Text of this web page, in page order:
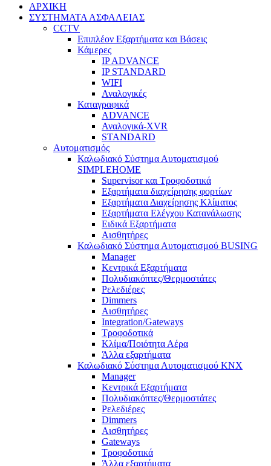
ΑΡΧΙΚΗ
ΣΥΣΤΗΜΑΤΑ ΑΣΦΑΛΕΙΑΣ
CCTV
Επιπλέον Εξαρτήματα και Βάσεις
Κάμερες
IP ADVANCE
IP STANDARD
WIFI
Αναλογικές
Καταγραφικά
ADVANCE
Αναλογικά-XVR
STANDARD
Αυτοματισμός
Καλωδιακό Σύστημα Αυτοματισμού
SIMPLEHOME
Supervisor και Τροφοδοτικά
Εξαρτήματα διαχείρησης φορτίων
Εξαρτήματα Διαχείρησης Κλίματος
Εξαρτήματα Ελέγχου Κατανάλωσης
Ειδικά Εξαρτήματα
Αισθητήρες
Καλωδιακό Σύστημα Αυτοματισμού BUSING
Manager
Κεντρικά Εξαρτήματα
Πολυδιακόπτες/Θερμοστάτες
Ρελεδιέρες
Dimmers
Αισθητήρες
Integration/Gateways
Τροφοδοτικά
Κλίμα/Ποιότητα Αέρα
Άλλα εξαρτήματα
Καλωδιακό Σύστημα Αυτοματισμού KNX
Manager
Κεντρικά Εξαρτήματα
Πολυδιακόπτες/Θερμοστάτες
Ρελεδιέρες
Dimmers
Αισθητήρες
Gateways
Τροφοδοτικά
Άλλα εξαρτήματα